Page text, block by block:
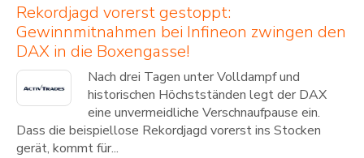
Rekordjagd vorerst gestoppt:
Gewinnmitnahmen bei Infineon zwingen den
DAX in die Boxengasse!
Nach drei Tagen unter Volldampf und
historischen Höchstständen legt der DAX
eine unvermeidliche Verschnaufpause ein.
Dass die beispiellose Rekordjagd vorerst ins Stocken
gerät, kommt für...